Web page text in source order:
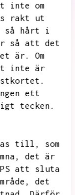
inte om
rakt ut
hårt i
så att det
är.
Om
inte är
ett
tecken.
till,
som
det är
att sluta
det